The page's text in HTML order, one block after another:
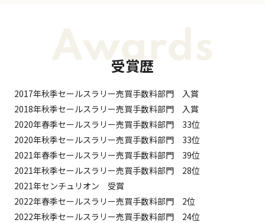
Awards
受賞歴
2017年秋季セールスラリー売買手数料部門 入賞
2018年秋季セールスラリー売買手数料部門 入賞
2020年春季セールスラリー売買手数料部門 33位
2020年秋季セールスラリー売買手数料部門 33位
2021年春季セールスラリー売買手数料部門 39位
2021年秋季セールスラリー売買手数料部門 28位
2021年センチュリオン 受賞
2022年春季セールスラリー売買手数料部門 2位
2022年秋季セールスラリー売買手数料部門 24位